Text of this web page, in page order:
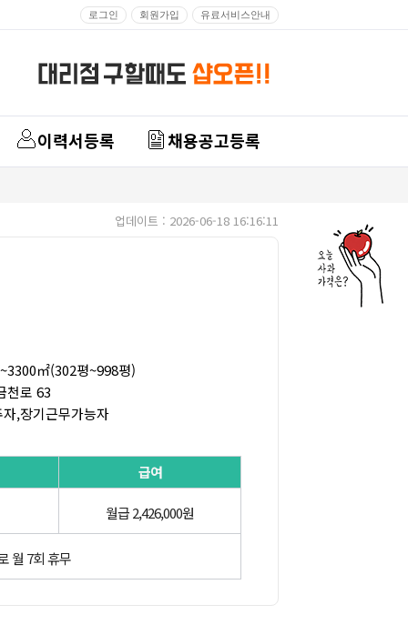
로그인 회원가입 유료서비스안내
이력서등록 채용공고등록
업데이트 : 2026-06-18 16:16:11
㎡(302평~998평)
천로 63
,장기근무가능자
급여
월급 2,426,000원
월 7회 휴무